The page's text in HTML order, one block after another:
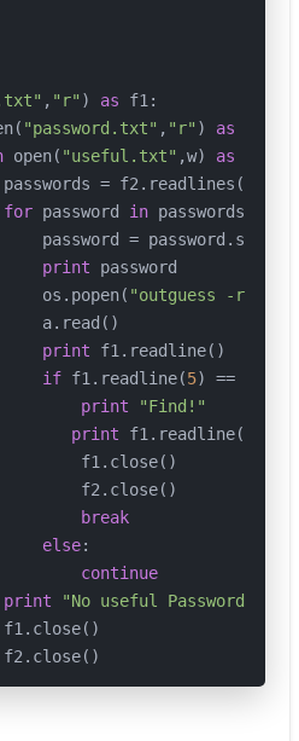
, "r" ) as f1:
"password.txt" , "r" ) as
open( "useful.txt" ,w) as
= f2.readlines()
for password in passwords:
password = password.strip(
print password
os.popen(
"outguess -r
a.read()
print f1.readline()
if f1.readline(5) ==
print
"Find!"
print f1.readline()
f1.close()
f2.close()
break
else:
continue
print
"No useful Password!"